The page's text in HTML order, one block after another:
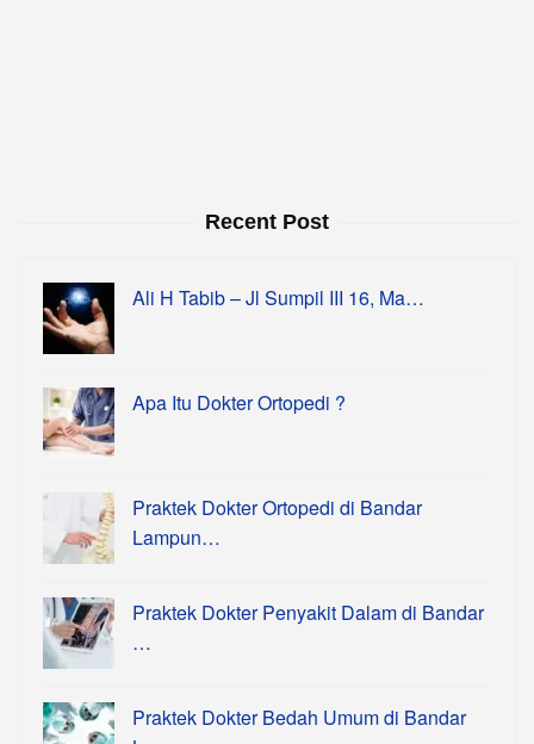
Recent Post
Ali H Tabib – Jl Sumpil III 16, Ma…
Apa Itu Dokter Ortopedi ?
Praktek Dokter Ortopedi di Bandar
Lampun…
Praktek Dokter Penyakit Dalam di Bandar
…
Praktek Dokter Bedah Umum di Bandar